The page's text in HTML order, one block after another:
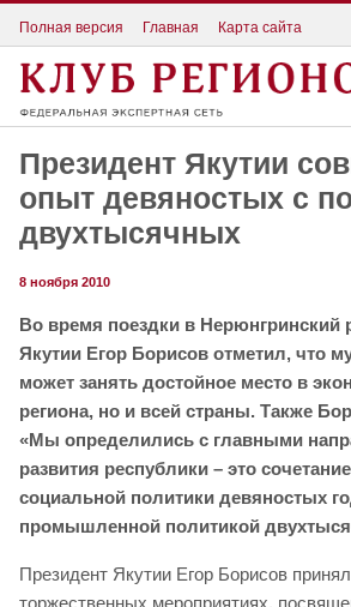
Полная версия Главная Карта сайта
Президент Якутии
опыт девяностых с
двухтысячных
8 ноября 2010
Во время поездки в Нерюнгринский
Якутии Егор Борисов отметил, что
может занять достойное место в
региона, но и всей страны. Также
«Мы определились с главными
развития республики – это
социальной политики девяностых
промышленной политикой
Президент Якутии Егор Борисов